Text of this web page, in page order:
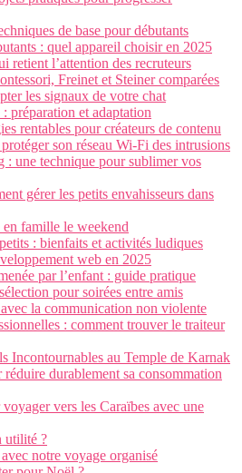
de base pour débutants
: quel appareil choisir en 2025
retient l’attention des recruteurs
Freinet et Steiner comparées
les signaux de votre chat
préparation et adaptation
rentables pour créateurs de contenu
son réseau Wi-Fi des intrusions
: une technique pour sublimer vos
gérer les petits envahisseurs dans
famille le weekend
: bienfaits et activités ludiques
web en 2025
par l’enfant : guide pratique
pour soirées entre amis
la communication non violente
: comment trouver le traiteur
Incontournables au Temple de Karnak
durablement sa consommation
vers les Caraïbes avec une
utilité ?
notre voyage organisé